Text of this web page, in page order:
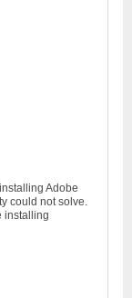
Adobe
could not solve.
installing